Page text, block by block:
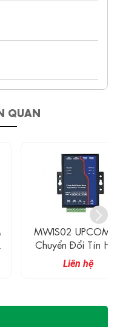
QUAN
UPCOM Bộ
Chuyển Đổi Tín Hiệu
Công Nghiệp Serial 2
RS-232/485 Sang